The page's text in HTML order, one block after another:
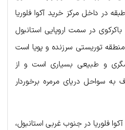
در داخل مرکز خرید آکوا فلوریا
باکرکوی در سمت اروپایی استانبول
توریستی سرزنده و پویا است
و طبیعی بسیاری است و از
به سواحل دریای مرمره برخوردار
فلوریا در جنوب غربی استانبول،